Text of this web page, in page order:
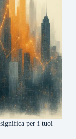
per i tuoi